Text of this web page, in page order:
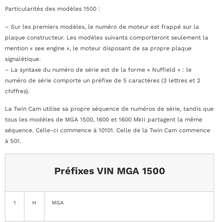
Particularités des modèles 1500 :
– Sur les premiers modèles, le numéro de moteur est frappé sur la
plaque constructeur. Les modèles suivants comporteront seulement la
mention « see engine », le moteur disposant de sa propre plaque
signalétique.
– La syntaxe du numéro de série est de la forme « Nuffield » : le
numéro de série comporte un préfixe de 5 caractères (3 lettres et 2
chiffres).
La Twin Cam utilise sa propre séquence de numéros de série, tandis que
tous les modèles de MGA 1500, 1600 et 1600 MkII partagent la même
séquence. Celle-ci commence à 10101. Celle de la Twin Cam commence
à 501.
Préfixes VIN MGA 1500
1 H MGA